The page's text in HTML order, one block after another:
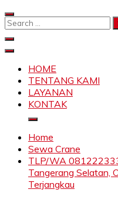
Skip
to
Search
SKYLIFTHOME
TENTANG KAMI
LAYANAN
KONTAK
Home
Sewa Crane
TLP/WA
Tangerang Selatan,
Terjangkau